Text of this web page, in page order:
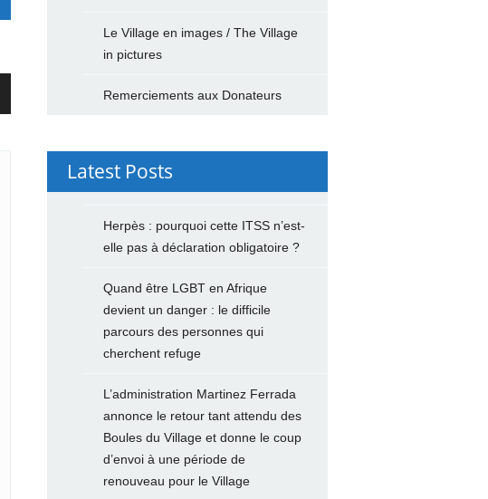
Le Village en images / The Village
in pictures
Remerciements aux Donateurs
Latest Posts
Herpès : pourquoi cette ITSS n’est-
elle pas à déclaration obligatoire ?
Quand être LGBT en Afrique
devient un danger : le difficile
parcours des personnes qui
cherchent refuge
L’administration Martinez Ferrada
annonce le retour tant attendu des
Boules du Village et donne le coup
d’envoi à une période de
renouveau pour le Village